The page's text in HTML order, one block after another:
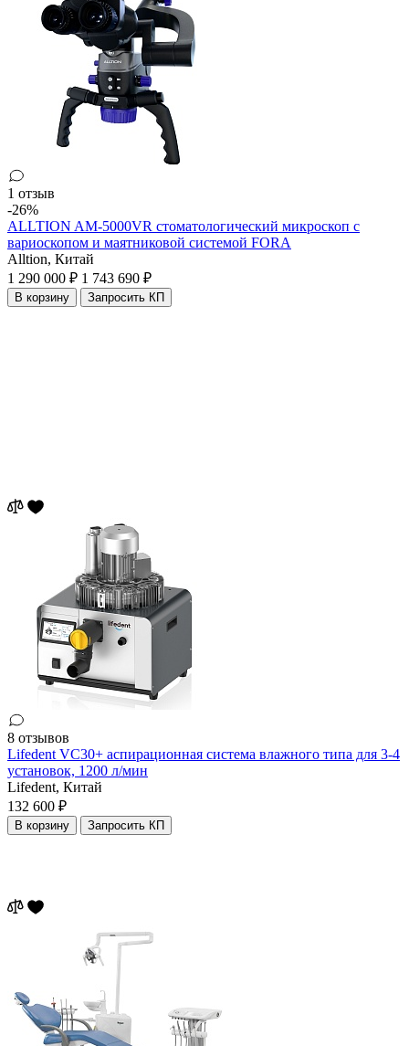
1 отзыв
-26%
ALLTION AM-5000VR стоматологический микроскоп с
вариоскопом и маятниковой системой FORA
Alltion, Китай
1 290 000 ₽ 1 743 690 ₽
В корзину Запросить КП
8 отзывов
Lifedent VC30+ аспирационная система влажного типа для 3-4
установок, 1200 л/мин
Lifedent, Китай
132 600 ₽
В корзину Запросить КП